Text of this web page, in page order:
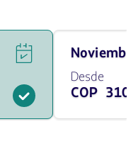
Viaja
en
noviembre
de
2026
310540
Desde
COP